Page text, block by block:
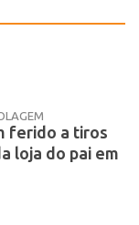
ferido a tiros
loja do pai em